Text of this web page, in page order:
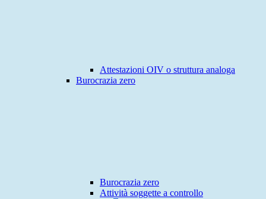
Attestazioni OIV o struttura analoga
Burocrazia zero
Burocrazia zero
Attività soggette a controllo